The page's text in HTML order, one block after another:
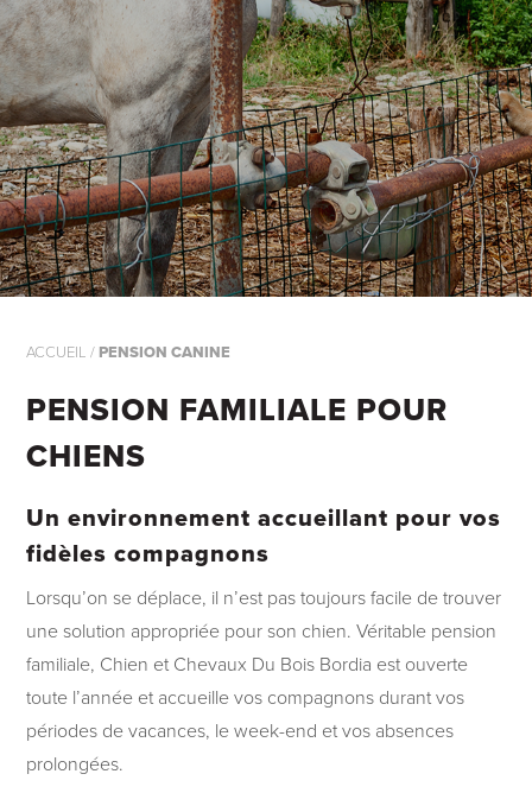
ACCUEIL / PENSION CANINE
PENSION FAMILIALE POUR
CHIENS
Un environnement accueillant pour vos
fidèles compagnons
Lorsqu’on se déplace, il n’est pas toujours facile de trouver
une solution appropriée pour son chien. Véritable pension
familiale, Chien et Chevaux Du Bois Bordia est ouverte
toute l’année et accueille vos compagnons durant vos
périodes de vacances, le week-end et vos absences
prolongées.